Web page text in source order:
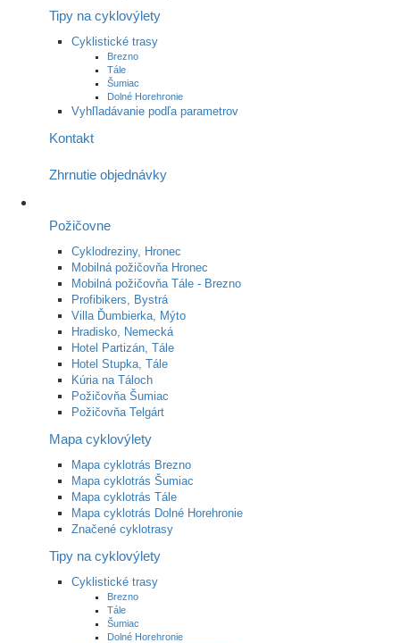
Tipy na cyklovýlety
Cyklistické trasy
Brezno
Tále
Šumiac
Dolné Horehronie
Vyhľladávanie podľa parametrov
Kontakt
Zhrnutie objednávky
Požičovne
Cyklodreziny, Hronec
Mobilná požičovňa Hronec
Mobilná požičovňa Tále - Brezno
Profibikers, Bystrá
Villa Ďumbierka, Mýto
Hradisko, Nemecká
Hotel Partizán, Tále
Hotel Stupka, Tále
Kúria na Táloch
Požičovňa Šumiac
Požičovňa Telgárt
Mapa cyklovýlety
Mapa cyklotrás Brezno
Mapa cyklotrás Šumiac
Mapa cyklotrás Tále
Mapa cyklotrás Dolné Horehronie
Značené cyklotrasy
Tipy na cyklovýlety
Cyklistické trasy
Brezno
Tále
Šumiac
Dolné Horehronie